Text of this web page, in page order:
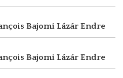
Bajomi Lázár Endre
Bajomi Lázár Endre